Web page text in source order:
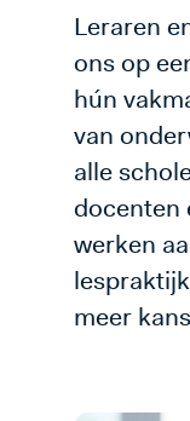
Leraren
ons op
hún
van
alle
docenten
werken
meer